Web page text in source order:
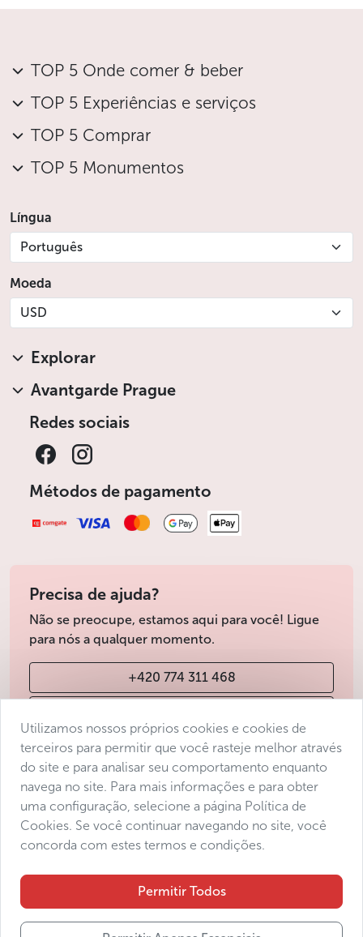
TOP 5 Onde comer & beber
TOP 5 Experiências e serviços
TOP 5 Comprar
TOP 5 Monumentos
Língua
Português
Moeda
USD
Explorar
Avantgarde Prague
Redes sociais
Métodos de pagamento
Precisa de ajuda?
Não se preocupe, estamos aqui para você! Ligue
para nós a qualquer momento.
+420 774 311 468
Condições de venda
Protecção de dados
Declaração de acessibilidade
Manage consent
Utilizamos nossos próprios cookies e cookies de
terceiros para permitir que você rasteje melhor através
do site e para analisar seu comportamento enquanto
navega no site. Para mais informações e para obter
uma configuração, selecione a página Política de
Cookies. Se você continuar navegando no site, você
concorda com estes termos e condições.
Permitir Todos